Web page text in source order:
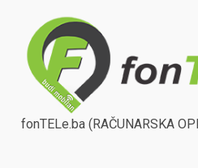
fonTELe.ba (RAČUNARSKA